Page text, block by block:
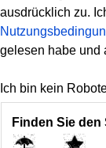
ausdrücklich zu.
gelesen habe und
Ich bin kein
Finden Sie den